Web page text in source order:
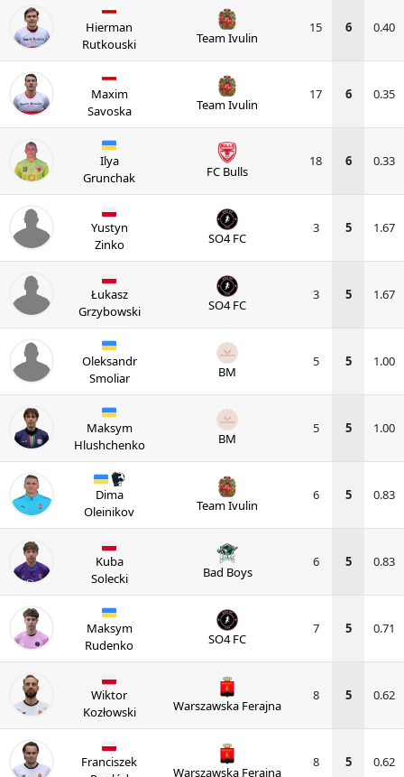
Hierman
Rutkouski
Team Ivulin
15 6 0.40
Maxim
Savoska
Team Ivulin
17 6 0.35
Ilya
Grunchak
FC Bulls
18 6 0.33
Yustyn
Zinko
SO4 FC
3 5 1.67
Łukasz
Grzybowski
SO4 FC
3 5 1.67
Oleksandr
Smoliar
BM
5 5 1.00
Maksym
Hlushchenko
BM
5 5 1.00
Dima
Oleinikov
Team Ivulin
6 5 0.83
Kuba
Solecki
Bad Boys
6 5 0.83
Maksym
Rudenko
SO4 FC
7 5 0.71
Wiktor
Kozłowski
Warszawska Ferajna
8 5 0.62
Franciszek
Warszawska Ferajna
8 5 0.62